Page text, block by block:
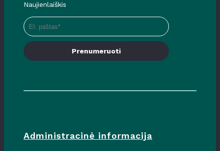
Naujienlaiškis
Prenumeruoti
Administracinė informacija